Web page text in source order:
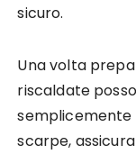
sicuro.
Una volta
riscaldate
semplicemente
scarpe,